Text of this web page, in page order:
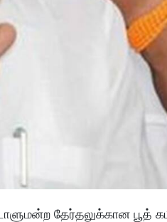
தேர்தலுக்கான பூத்